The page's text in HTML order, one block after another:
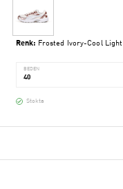
Renk: Frosted Ivory-Cool
BEDEN
Stokta